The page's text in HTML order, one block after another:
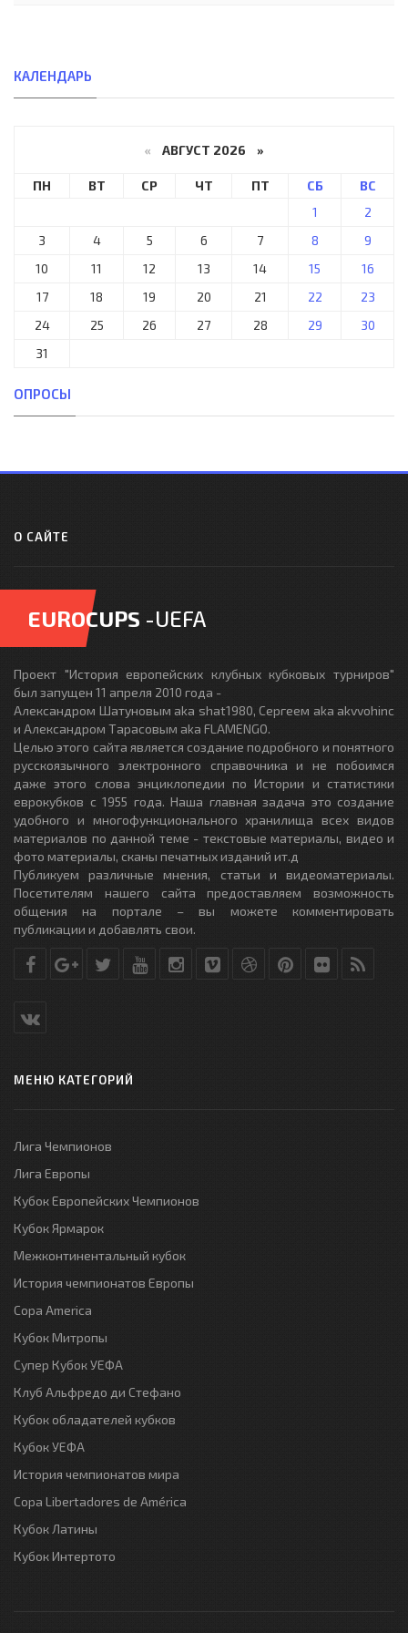
КАЛЕНДАРЬ
« АВГУСТ 2026 »
ПН ВТ СР ЧТ ПТ СБ
ВС
1
2
3
4 5 6 7 8
9
10
11 12 13 14 15
16
17
18 19 20 21 22
23
24
25 26 27 28 29
30
31
ОПРОСЫ
О САЙТЕ
EUROCUPS -UEFA
Проект "История европейских клубных кубковых турниров"
был запущен 11 апреля 2010 года -
Александром Шатуновым aka shat1980, Сергеем aka akvvohinc
и Александром Тарасовым aka FLAMENGO.
Целью этого сайта является создание подробного и понятного
русскоязычного электронного справочника и не побоимся
даже этого слова энциклопедии по Истории и статистики
еврокубков с 1955 года. Наша главная задача это создание
удобного и многофункционального хранилища всех видов
материалов по данной теме - текстовые материалы, видео и
фото материалы, сканы печатных изданий ит.д
Публикуем различные мнения, статьи и видеоматериалы.
Посетителям нашего сайта предоставляем возможность
общения на портале – вы можете комментировать
публикации и добавлять свои.
МЕНЮ КАТЕГОРИЙ
Лига Чемпионов
Лига Европы
Кубок Европейских Чемпионов
Кубок Ярмарок
Межконтинентальный кубок
История чемпионатов Европы
Copa America
Кубок Митропы
Супер Кубок УЕФА
Клуб Альфредо ди Стефано
Кубок обладателей кубков
Кубок УЕФА
История чемпионатов мира
Copa Libertadores de América
Кубок Латины
Кубок Интертото